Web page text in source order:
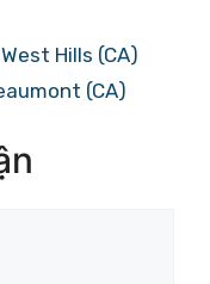
Hills (CA)
(CA)